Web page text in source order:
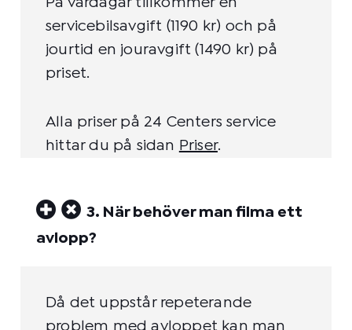
På vardagar tillkommer en
servicebilsavgift (1190 kr) och på
jourtid en jouravgift (1490 kr) på
priset.
Alla priser på 24 Centers service
hittar du på sidan Priser.
3. När behöver man filma ett
avlopp?
Då det uppstår repeterande
problem med avloppet kan man